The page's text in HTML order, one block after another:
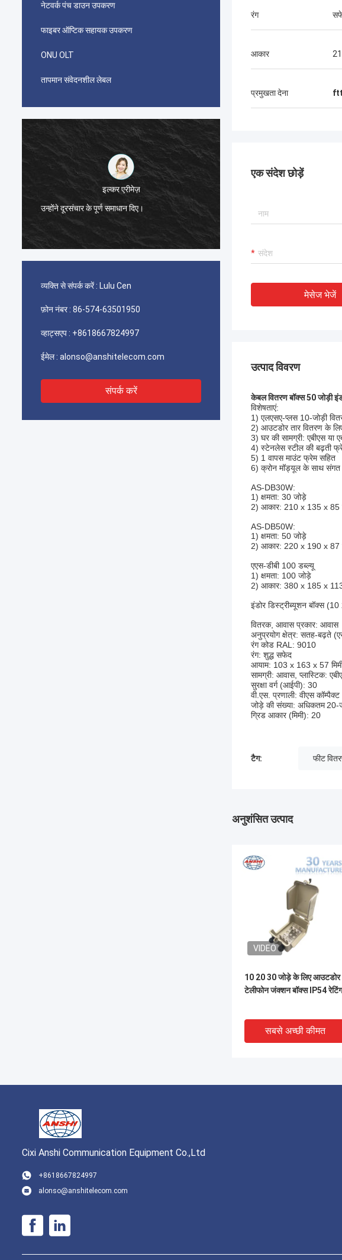
नेटवर्क पंच डाउन उपकरण
फाइबर ऑप्टिक सहायक उपकरण
ONU OLT
तापमान संवेदनशील लेबल
احمد عبدالله
ईरान के दूरसंचार के लिए इस्तेमाल किए गए आपके एएमपी
टायको पिकोबैंड कनेक्टर उत्कृष्ट हैं, हमारे ग्राहक गुणवत्ता
से बहुत संतुष्ट हैं।
व्यक्ति से संपर्क करें : Lulu Cen
फ़ोन नंबर : 86-574-63501950
व्हाट्सएप : +8618667824997
ईमेल : alonso@anshitelecom.com
संपर्क करें
रंग
आकार
प्रमुखता देना
एक संदेश छोड़ें
मेसेज भेजें
उत्पाद विवरण
केबल वितरण बॉक्स 50 जोड़ी
विशेषताएं:
1) एलएसए-प्लस 10-जोड़ी
2) आउटडोर तार वितरण के
3) घर की सामग्री: एबीएस या
4) स्टेनलेस स्टील की बढ़ती
5) 1 वापस माउंट फ्रेम सहित
6) क्रोन मॉड्यूल के साथ संगत
AS-DB30W:
1) क्षमता: 30 जोड़े
2) आकार: 210 x 135 x 85
AS-DB50W:
1) क्षमता: 50 जोड़े
2) आकार: 220 x 190 x 87
एएस-डीबी 100 डब्ल्यू
1) क्षमता: 100 जोड़े
2) आकार: 380 x 185 x 113
इंडोर डिस्ट्रीब्यूशन बॉक्स
वितरक, आवास प्रकार: आवास
अनुप्रयोग क्षेत्र: सतह-बढ़ते
रंग कोड RAL: 9010
रंग: शुद्ध सफेद
आयाम: 103 x 163 x 57
सामग्री: आवास, प्लास्टिक:
सुरक्षा वर्ग (आईपी): 30
वी.एस. प्रणाली: वीएस कॉम्पैक्ट
जोड़े की संख्या: अधिकतम 20-
ग्रिड आकार (मिमी): 20
टैग: फीट
अनुशंसित उत्पाद
VIDEO
10 20 30 जोड़े के लिए आउटडोर
टेलीफोन जंक्शन बॉक्स IP54 रेटिंग
सबसे अच्छी कीमत
Cixi Anshi Communication Equipment Co.,Ltd
+8618667824997
alonso@anshitelecom.com